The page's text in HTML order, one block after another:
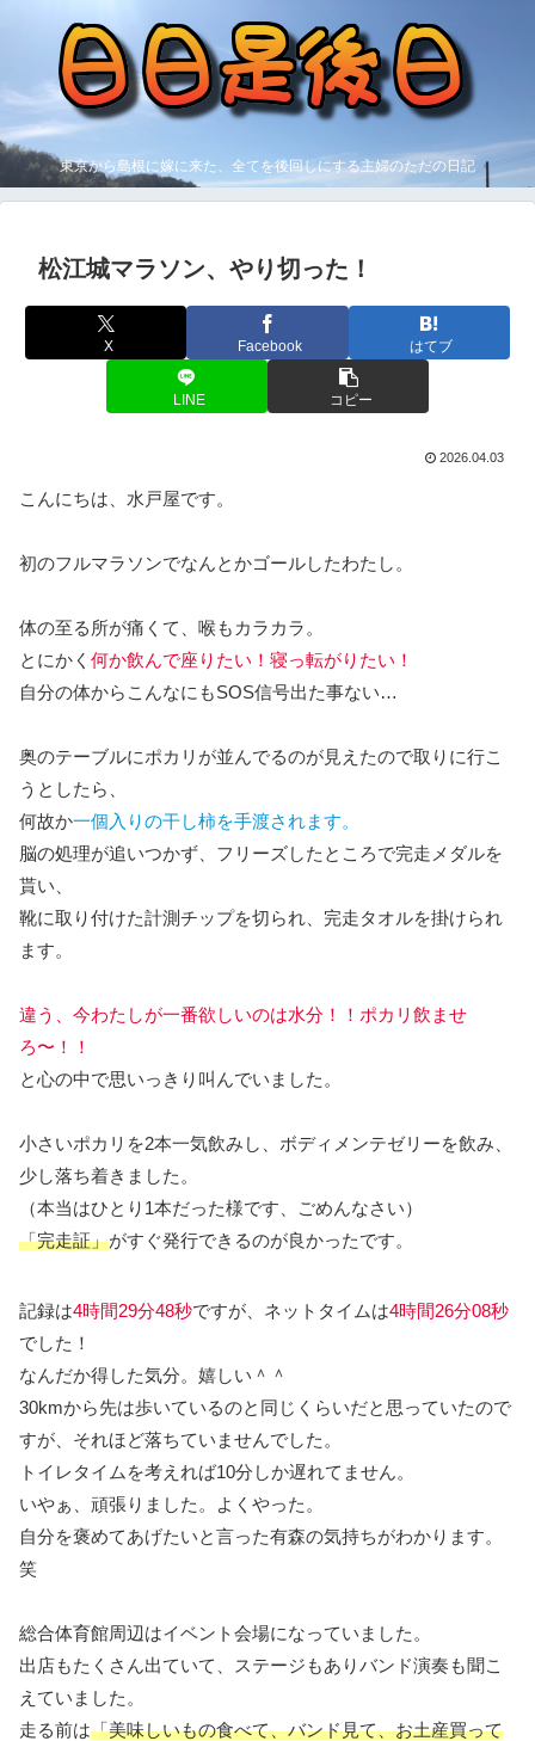
東京から島根に嫁に来た、全てを後回しにする主婦のただの日記
松江城マラソン、やり切った！
X Facebook はてブ
LINE コピー
2026.04.03
こんにちは、水戸屋です。
初のフルマラソンでなんとかゴールしたわたし。
体の至る所が痛くて、喉もカラカラ。
とにかく 何か飲んで座りたい！寝っ転がりたい！
自分の体からこんなにもSOS信号出た事ない…
奥のテーブルにポカリが並んでるのが見えたので取りに行こ
うとしたら、
何故か一個入りの干し柿を手渡されます。
脳の処理が追いつかず、フリーズしたところで完走メダルを
貰い、
靴に取り付けた計測チップを切られ、完走タオルを掛けられ
ます。
違う、今わたしが一番欲しいのは水分！！ポカリ飲ませ
ろ〜！！
と心の中で思いっきり叫んでいました。
小さいポカリを2本一気飲みし、ボディメンテゼリーを飲み、
少し落ち着きました。
（本当はひとり1本だった様です、ごめんなさい）
「完走証」がすぐ発行できるのが良かったです。
記録は4時間29分48秒ですが、ネットタイムは4時間26分08秒
でした！
なんだか得した気分。嬉しい＾＾
30kmから先は歩いているのと同じくらいだと思っていたので
すが、それほど落ちていませんでした。
トイレタイムを考えれば10分しか遅れてません。
いやぁ、頑張りました。よくやった。
自分を褒めてあげたいと言った有森の気持ちがわかります。
笑
総合体育館周辺はイベント会場になっていました。
出店もたくさん出ていて、ステージもありバンド演奏も聞こ
えていました。
走る前は「美味しいもの食べて、バンド見て、お土産買って